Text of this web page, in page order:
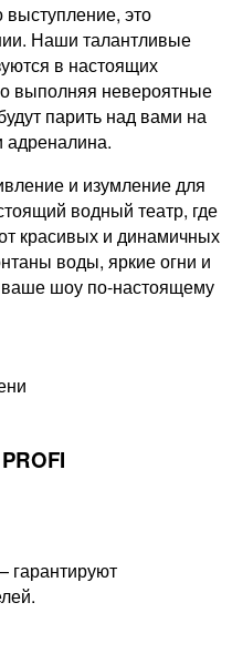
это
Наши талантливые
в настоящих
выполняя невероятные
парить над вами на
адреналина.
и изумление для
водный театр, где
красивых и динамичных
воды, яркие огни и
шоу по-настоящему